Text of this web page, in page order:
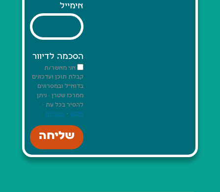
אימייל
הסכמה לדיוור
אני מאשר/ת
קבלת תוכן ועדכונים
בדוא"ל ובמסרונים
ממרכז שטרן · ניתן
להסיר בכל עת ·
תקנון · פרטיות
שליחה